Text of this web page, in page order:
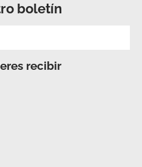
boletín
recibir